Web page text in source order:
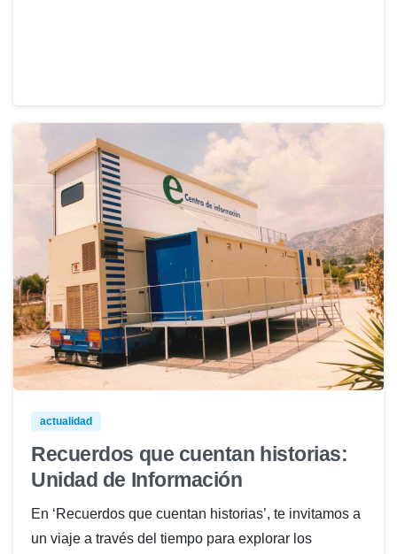
actualidad
Recuerdos que cuentan historias:
Unidad de Información
En ‘Recuerdos que cuentan historias’, te invitamos a
un viaje a través del tiempo para explorar los